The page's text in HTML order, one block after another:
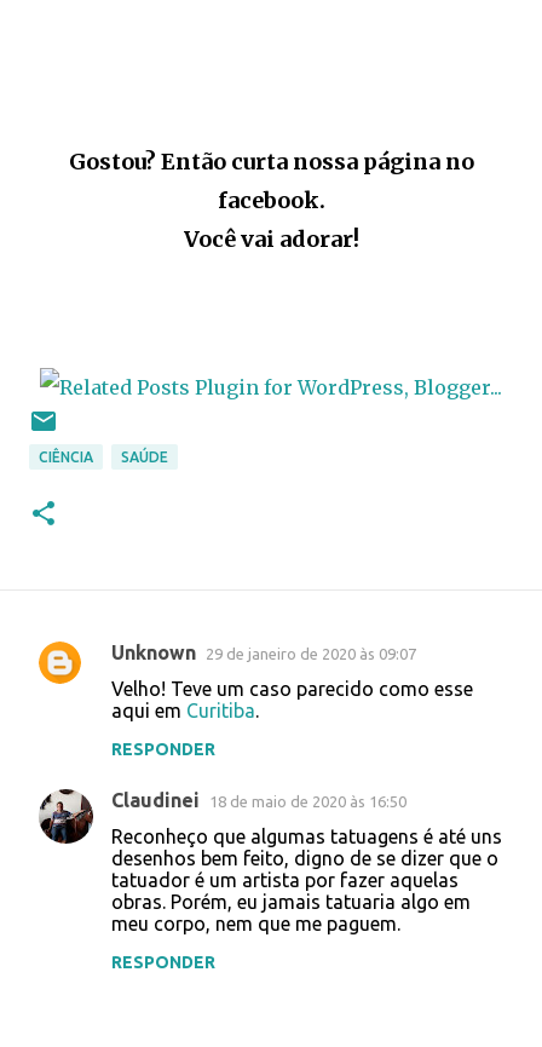
Gostou? Então curta nossa página no
facebook.
Você vai adorar!
CIÊNCIA SAÚDE
C
n
t
Unknown 29 de janeiro de 2020 às 09:07
Velho! Teve um caso parecido como esse
aqui em Curitiba
RESPONDER
Claudinei 18 de maio de 2020 às 16:50
Reconheço que algumas tatuagens é até uns
desenhos bem feito, digno de se dizer que o
tatuador é um artista por fazer aquelas
obras. Porém, eu jamais tatuaria algo em
meu corpo, nem que me paguem.
RESPONDER